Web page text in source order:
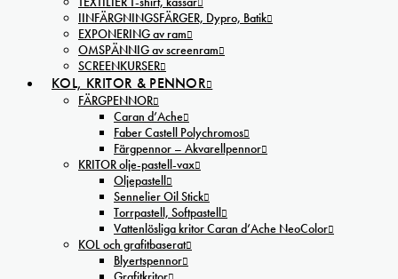
IINFÄRGNINGSFÄRGER, Dypro, Batik
EXPONERING av ram
OMSPÄNNIG av screenram
SCREENKURSER
KOL, KRITOR & PENNOR
FÄRGPENNOR
Caran d’Ache
Faber Castell Polychromos
Färgpennor – Akvarellpennor
KRITOR olje-pastell-vax
Oljepastell
Sennelier Oil Stick
Torrpastell, Softpastell
Vattenlösliga kritor Caran d’Ache NeoColor
KOL och grafitbaserat
Blyertspennor